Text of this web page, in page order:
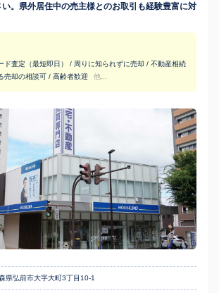
。県外居住中の売主様とのお取引も経験豊富に対
ド査定（最短即日） / 周りに知られずに売却 / 不動産相続
売却の相談可 / 高齢者歓迎
他...
県弘前市大字大町3丁目10-1